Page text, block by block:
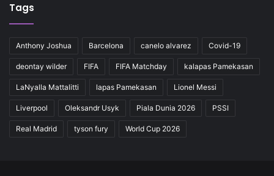
Tags
Anthony Joshua Barcelona canelo alvarez Covid-19
deontay wilder FIFA FIFA Matchday kalapas Pamekasan
LaNyalla Mattalitti lapas Pamekasan Lionel Messi
Liverpool Oleksandr Usyk Piala Dunia 2026 PSSI
Real Madrid tyson fury World Cup 2026